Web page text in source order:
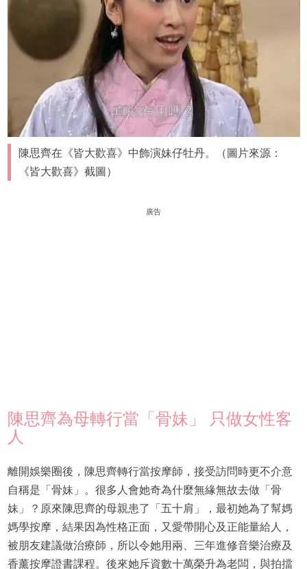
陳思齊在《皆大歡喜》中飾演妹仔牡丹。（圖片來源：
《皆大歡喜》截圖）
廣告
陳思齊為母轉行當「骨妹」 只做女性客
人
離開娛樂圈後，陳思齊轉行當按摩師，接受訪問時更不介意
自稱是「骨妹」。很多人會她奇為什麼無緣無故去做「骨
妹」？原來陳思齊的母親患了「五十肩」，最初她為了幫媽
媽學按摩，結果因為性格正面，又愛帶開心及正能量給人，
被朋友建議做治療師，所以令她用兩、三年進修音樂治療及
香薰按摩證書課程。後來她斥資數十萬榮升為老闆，與拍擋